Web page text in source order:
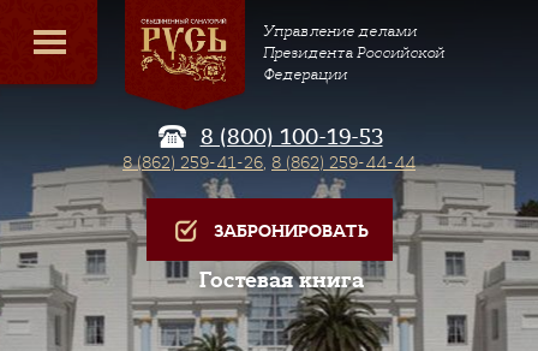
Управление делами
Президента Российской
Федерации
8 (800) 100-19-53
8 (862) 259-41-26, 8 (862) 259-44-44
ЗАБРОНИРОВАТЬ
Гостевая книга